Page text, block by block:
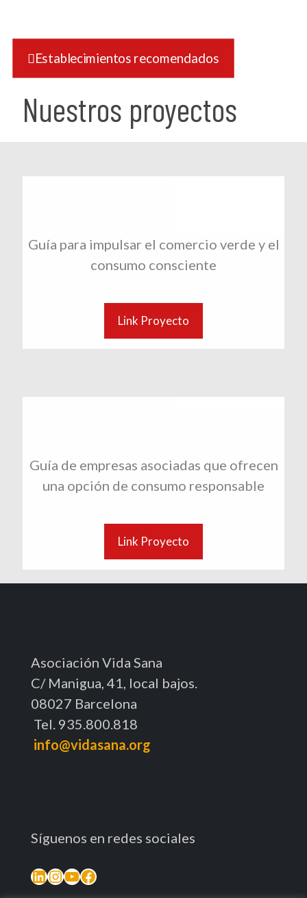
Establecimientos recomendados
Nuestros proyectos
Guía para impulsar el comercio verde y el
consumo consciente
Link Proyecto
Guía de empresas asociadas que ofrecen
una opción de consumo responsable
Link Proyecto
Asociación Vida Sana
C/ Manigua, 41, local bajos.
08027 Barcelona
Tel. 935.800.818
info@vidasana.org
Síguenos en redes sociales
LinkedIn
Instagram
YouTube
Facebook